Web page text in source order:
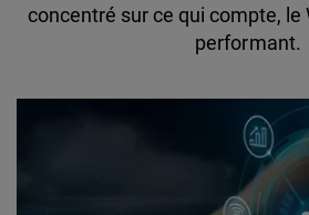
concentré sur ce qui compte, le
performant.